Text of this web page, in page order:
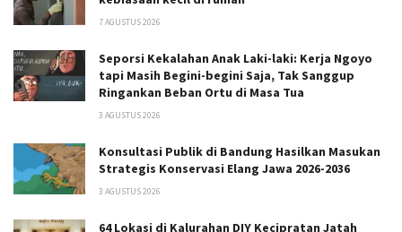
7 AGUSTUS 2026
Seporsi Kekalahan Anak Laki-laki: Kerja Ngoyo
tapi Masih Begini-begini Saja, Tak Sanggup
Ringankan Beban Ortu di Masa Tua
3 AGUSTUS 2026
Konsultasi Publik di Bandung Hasilkan Masukan
Strategis Konservasi Elang Jawa 2026-2036
3 AGUSTUS 2026
64 Lokasi di Kalurahan DIY Kecipratan Jatah